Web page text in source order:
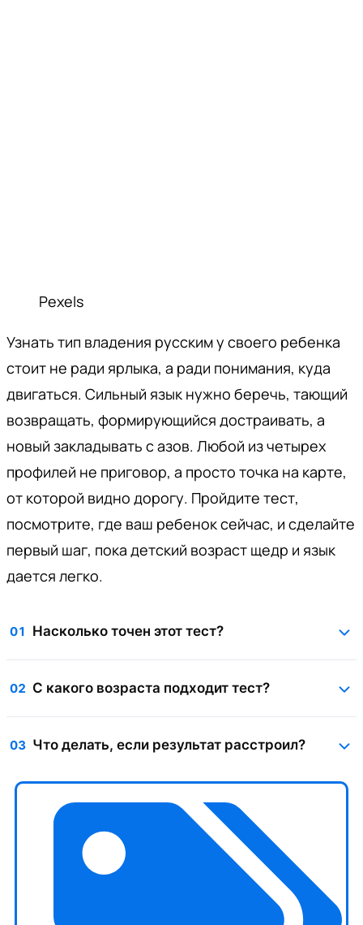
Pexels
Узнать тип владения русским у своего ребенка
стоит не ради ярлыка, а ради понимания, куда
двигаться. Сильный язык нужно беречь, тающий
возвращать, формирующийся достраивать, а
новый закладывать с азов. Любой из четырех
профилей не приговор, а просто точка на карте,
от которой видно дорогу. Пройдите тест,
посмотрите, где ваш ребенок сейчас, и сделайте
первый шаг, пока детский возраст щедр и язык
дается легко.
01 Насколько точен этот тест?
02 С какого возраста подходит тест?
03 Что делать, если результат расстроил?